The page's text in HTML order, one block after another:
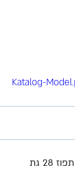
איסוף עצמי - רחוב התפוז 28 גת